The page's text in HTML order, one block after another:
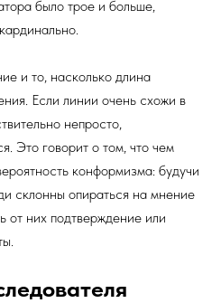
было трое и больше,
и то, насколько длина
Если линии очень схожи в
непросто,
Это говорит о том, что чем
конформизма: будучи
склонны опираться на мнение
от них подтверждение или